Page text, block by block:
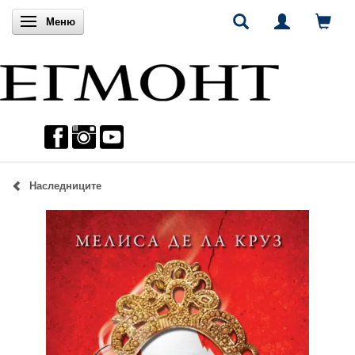
Включи навигацията
Меню
Наследниците